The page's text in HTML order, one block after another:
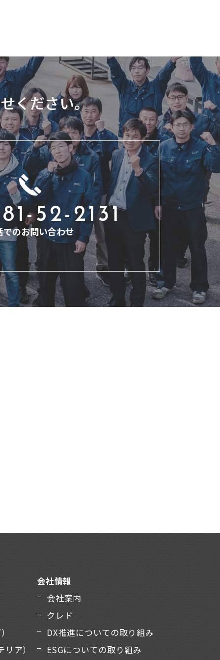
ください。
52-2131
でのお問い合わせ
ア）
会社情報
会社案内
クレド
DX推進についての取り組み
ESGについての取り組み